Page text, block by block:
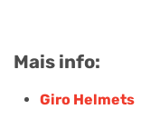
Mais info:
Giro Helmets